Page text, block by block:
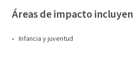
Áreas de impacto incluyen
Infancia y juventud